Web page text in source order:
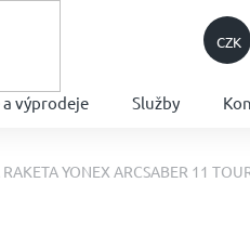
CZK
a výprodeje Služby
YONEX ARCSABER 11